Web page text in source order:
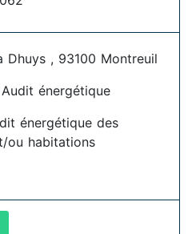
Dhuys , 93100 Montreuil
Audit énergétique
énergétique des
ou habitations